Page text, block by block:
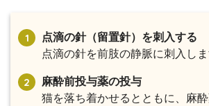
点滴の針（留置針）を刺入する
点滴の針を前肢の静脈に刺入しま
麻酔前投与薬の投与
猫を落ち着かせるとともに、麻